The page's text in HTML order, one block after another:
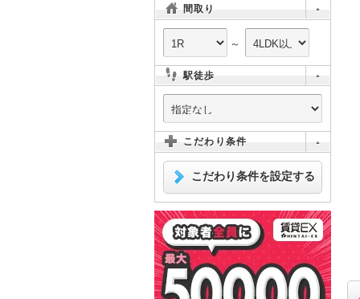
間取り
～
駅徒歩
こだわり条件
こだわり条件を設定する